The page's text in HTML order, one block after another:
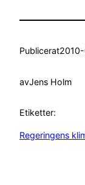
Publicerat
avJens Holm
Etiketter:
Regeringens